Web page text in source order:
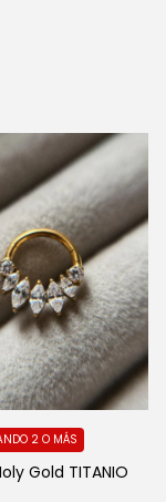
Gold TITANIO
2 O MÁS